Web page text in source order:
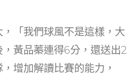
「我們球風不是這樣，大
黃品蓁連得6分，還送出2
增加解讀比賽的能力，